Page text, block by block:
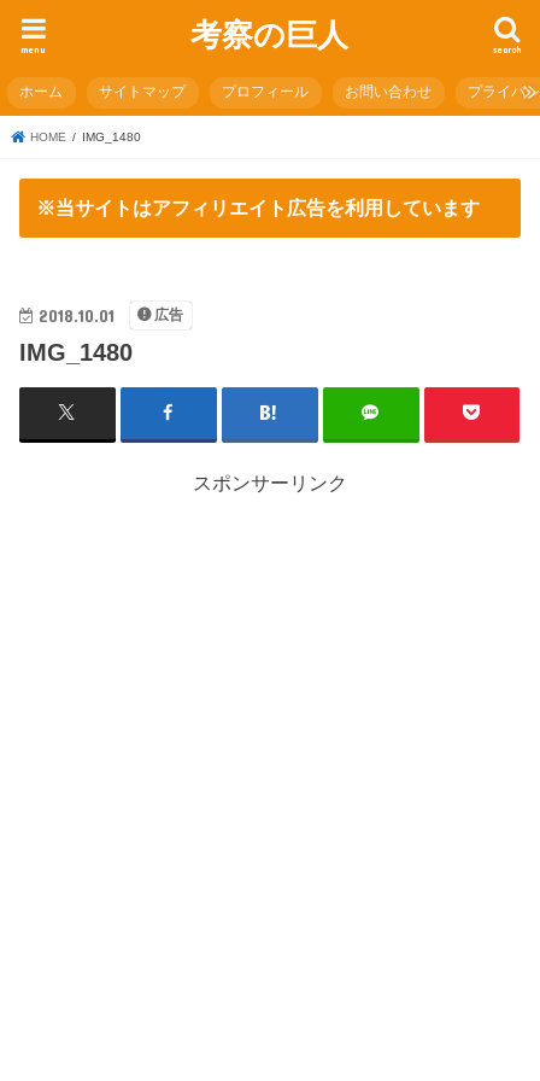
考察の巨人 search
menu
ホーム サイトマップ プロフィール お問い合わせ プライバ
HOME IMG_1480
※当サイトはアフィリエイト広告を利用しています
2018.10.01 広告
IMG_1480
スポンサーリンク